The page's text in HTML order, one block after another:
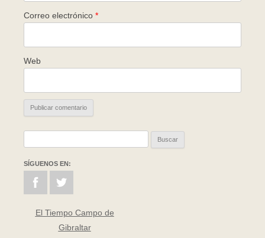
Correo electrónico *
Web
SÍGUENOS EN:
El Tiempo Campo de
Gibraltar